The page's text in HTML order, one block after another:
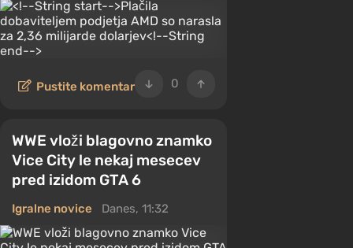
0
Pustite komentar
WWE vloži blagovno znamko
Vice City le nekaj mesecev
pred izidom GTA 6
Igralne novice Danes, 11:32